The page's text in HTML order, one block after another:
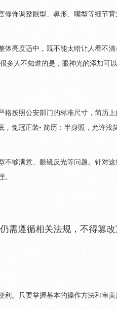
饰调整眼型、鼻形、嘴型等细节
体亮度适中，既不能太暗让人看不
多人不知道的是，眼神光的添加可
按照公安部门的标准尺寸，简历
，免冠正装• 简历：半身照，允许浅
不够满意、眼镜反光等问题。针对
。
需遵循相关法规，不得篡改
利。只要掌握基本的操作方法和审